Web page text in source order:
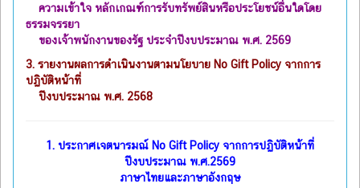
ความเข้าใจ หลักเกณฑ์การรับทรัพย์สินหรือประโยชน์อื่นใดโดย
ธรรมจรรยา
ของเจ้าพนักงานของรัฐ ประจำปีงบประมาณ พ.ศ. 2569
3. รายงานผลการดำเนินงานตามนโยบาย No Gift Policy จากการ
ปฏิบัติหน้าที่
ปีงบประมาณ พ.ศ. 2568
1. ประกาศเจตนารมณ์ No Gift Policy จากการปฏิบัติหน้าที่
ปีงบประมาณ พ.ศ.2569
ภาษาไทยและภาษาอังกฤษ